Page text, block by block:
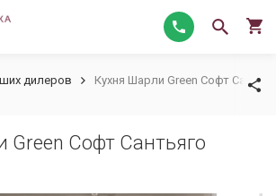
дилеров Кухня Шарли Green Софт
Green Софт Сантьяго